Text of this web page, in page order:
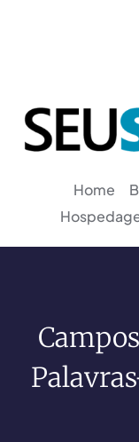
Home